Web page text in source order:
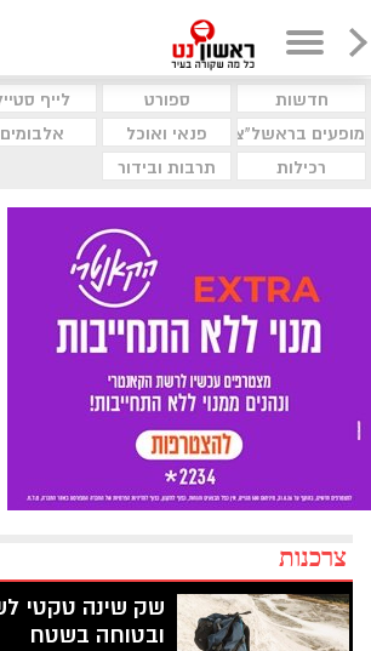
חדשות ספורט לייף
מופעים בראשל"צ
פנאי ואוכל אלבומים
רכילות
תרבות ובידור
צרכנות
שק שינה טקטי
ובטוחה בשטח